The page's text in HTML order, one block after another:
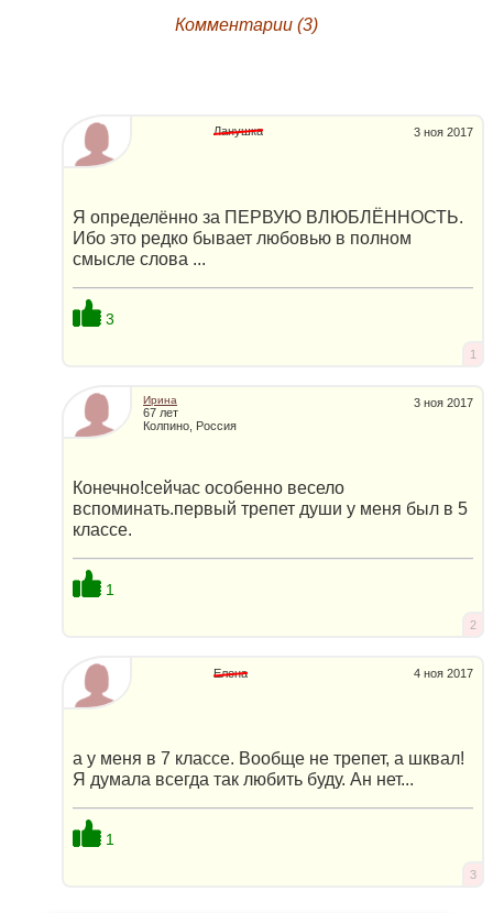
Комментарии (3)
3 ноя 2017
Ланушка
Я определённо за ПЕРВУЮ ВЛЮБЛЁННОСТЬ.
Ибо это редко бывает любовью в полном
смысле слова ...
3
1
3 ноя 2017
Ирина
67 лет
Колпино, Россия
Конечно!сейчас особенно весело
вспоминать.первый трепет души у меня был в 5
классе.
1
2
4 ноя 2017
Елена
а у меня в 7 классе. Вообще не трепет, а шквал!
Я думала всегда так любить буду. Ан нет...
1
3